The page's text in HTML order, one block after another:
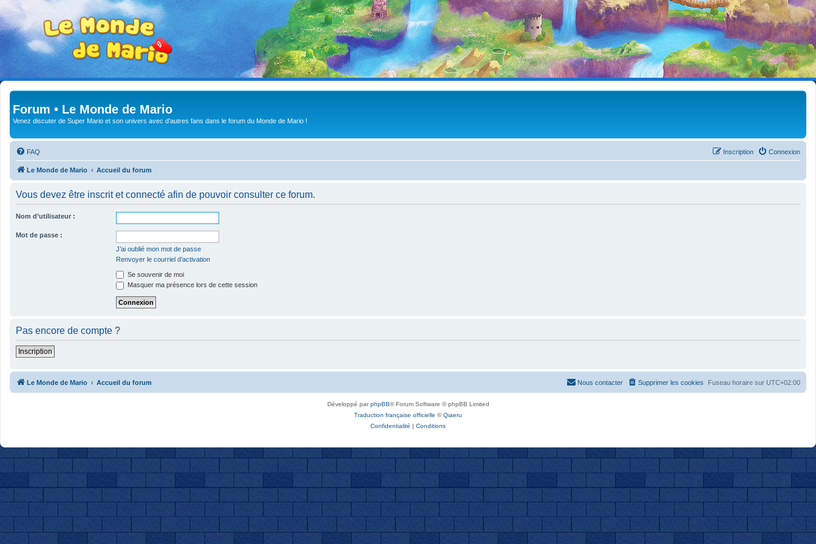
Forum • Le Monde de Mario
Venez discuter de Super Mario et son univers avec d'autres fans dans le forum du Monde de Mario !
FAQ Connexion
Inscription
Le Monde de Mario Accueil du forum
Vous devez être inscrit et connecté afin de pouvoir consulter ce forum.
Nom d’utilisateur :
Mot de passe :
J’ai oublié mon mot de passe
Renvoyer le courriel d’activation
Se souvenir de moi
Masquer ma présence lors de cette session
Pas encore de compte ?
Inscription
Le Monde de Mario Accueil du forum Fuseau horaire sur UTC+02:00
Supprimer les cookies
Nous contacter
Développé parphpBB® Forum Software © phpBB Limited
Traduction française officielle ©Qiaeru
Confidentialité | Conditions